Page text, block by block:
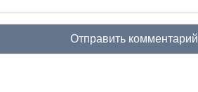
Отправить комментарий